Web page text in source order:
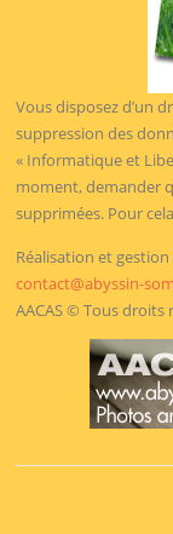
Vous disposez d’un
suppression des
« Informatique et
moment, demander
supprimées. Pour
Réalisation et
contact@abyssin-
AACAS © Tous droits